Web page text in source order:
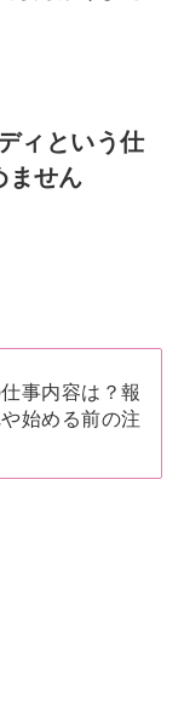
ィという仕
ません
事内容は？報
始める前の注